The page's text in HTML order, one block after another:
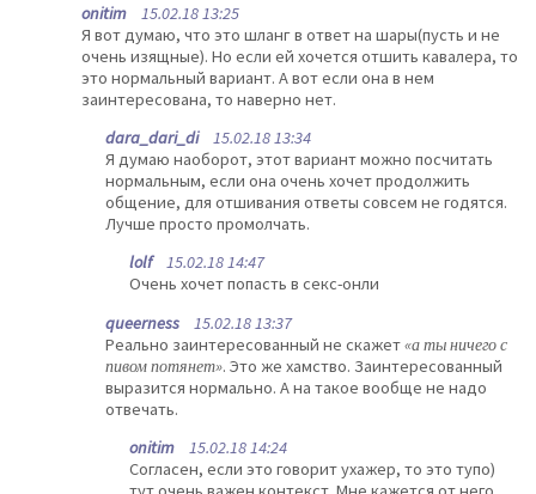
onitim 15.02.18 13:25
Я вот думаю, что это шланг в ответ на шары(пусть и не
очень изящные). Но если ей хочется отшить кавалера, то
это нормальный вариант. А вот если она в нем
заинтересована, то наверно нет.
dara_dari_di15.02.18 13:34
Я думаю наоборот, этот вариант можно посчитать
нормальным, если она очень хочет продолжить
общение, для отшивания ответы совсем не годятся.
Лучше просто промолчать.
lolf15.02.18 14:47
Очень хочет попасть в секс-онли
queerness 15.02.18 13:37
Реально заинтересованный не скажет«а ты ничего с
пивом потянет». Это же хамство. Заинтересованный
выразится нормально. А на такое вообще не надо
отвечать.
onitim 15.02.18 14:24
Согласен, если это говорит ухажер, то это тупо)